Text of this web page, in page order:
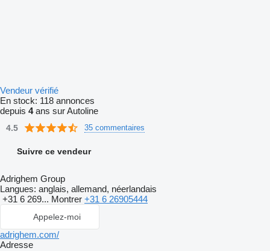
Vendeur vérifié
En stock: 118 annonces
depuis 4ans sur Autoline
4.5 35 commentaires
Suivre ce vendeur
Adrighem Group
Langues: anglais, allemand, néerlandais
+31 6 269... Montrer +31 6 26905444
Appelez-moi
adrighem.com/
Adresse